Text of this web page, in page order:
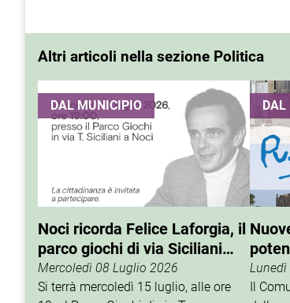
Altri articoli nella sezione Politica
DAL MUNICIPIO
Noci ricorda Felice Laforgia, il
parco giochi di via Siciliani
porterà il suo nome
Mercoledì 08 Luglio 2026
Si terrà mercoledì 15 luglio, alle ore
Il